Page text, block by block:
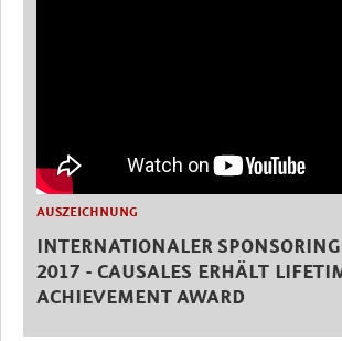
AUSZEICHNUNG
INTERNATIONALER
2017 - CAUSALES ERHÄLT
ACHIEVEMENT AWARD